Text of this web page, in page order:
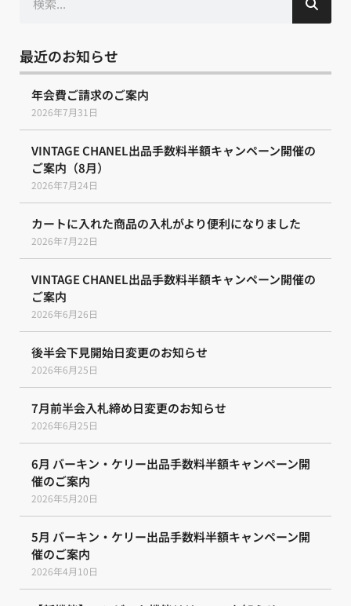
最近のお知らせ
年会費ご請求のご案内
2026年7月31日
VINTAGE CHANEL出品手数料半額キャンペーン開催の
ご案内（8月）
2026年7月24日
カートに入れた商品の入札がより便利になりました
2026年7月22日
VINTAGE CHANEL出品手数料半額キャンペーン開催の
ご案内
2026年6月26日
後半会下見開始日変更のお知らせ
2026年6月25日
7月前半会入札締め日変更のお知らせ
2026年6月25日
6月 バーキン・ケリー出品手数料半額キャンペーン開
催のご案内
2026年5月20日
5月 バーキン・ケリー出品手数料半額キャンペーン開
催のご案内
2026年4月10日